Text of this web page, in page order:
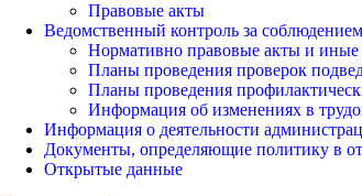
Правовые акты
Ведомственный контроль за соблюдением
Нормативно правовые акты и иные
Планы проведения проверок
Планы проведения
Информация об изменениях в
Информация о деятельности
Документы, определяющие политику в
Открытые данные